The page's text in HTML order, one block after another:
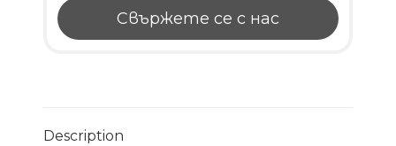
Свържете се с нас
Description